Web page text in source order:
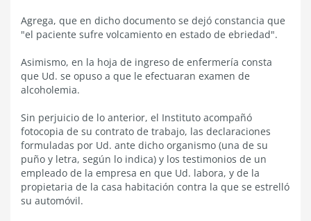
Agrega, que en dicho documento se dejó constancia que
"el paciente sufre volcamiento en estado de ebriedad".
Asimismo, en la hoja de ingreso de enfermería consta
que Ud. se opuso a que le efectuaran examen de
alcoholemia.
Sin perjuicio de lo anterior, el Instituto acompañó
fotocopia de su contrato de trabajo, las declaraciones
formuladas por Ud. ante dicho organismo (una de su
puño y letra, según lo indica) y los testimonios de un
empleado de la empresa en que Ud. labora, y de la
propietaria de la casa habitación contra la que se estrelló
su automóvil.